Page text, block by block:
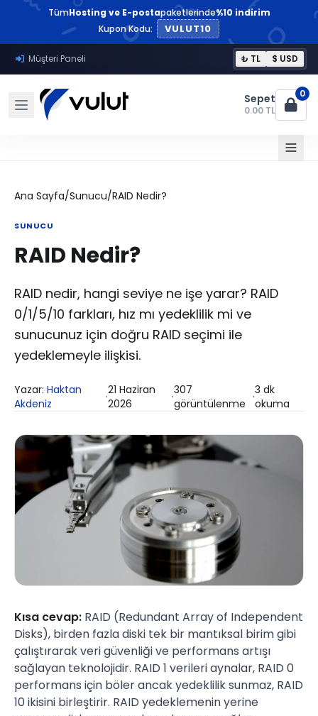
TümHosting ve E-postapaketlerinde%10 indirim
Kupon Kodu:
VULUT10
Müşteri Paneli ₺ TL $ USD
Sepet
0.00 TL
0
Ana Sayfa/Sunucu/RAID Nedir?
SUNUCU
RAID Nedir?
RAID nedir, hangi seviye ne işe yarar? RAID
0/1/5/10 farkları, hız mı yedeklilik mi ve
sunucunuz için doğru RAID seçimi ile
yedeklemeyle ilişkisi.
Yazar: Haktan
Akdeniz
·21 Haziran
2026
·307
görüntülenme ·3 dk
okuma
Kısa cevap: RAID (Redundant Array of Independent
Disks), birden fazla diski tek bir mantıksal birim gibi
çalıştırarak veri güvenliği ve performans artışı
sağlayan teknolojidir. RAID 1 verileri aynalar, RAID 0
performans için böler ancak yedeklilik sunmaz, RAID
10 ikisini birleştirir. RAID yedeklemenin yerine